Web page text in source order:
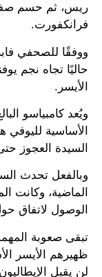
ريس، ثم حسم
فرانكفورت.
ووفقًا للصحفي
حاليًا تجاه نجم
الأيسر.
الأساسية لليوفي
السيدة العجوز حتى
وبالفعل تحدث
الماضية، وكانت
الوصول لاتفاق حول
تبقى صعوبة
ظهيرهم الأيسر
لن يقبل الإيطاليون سوى بـ 80 مليون